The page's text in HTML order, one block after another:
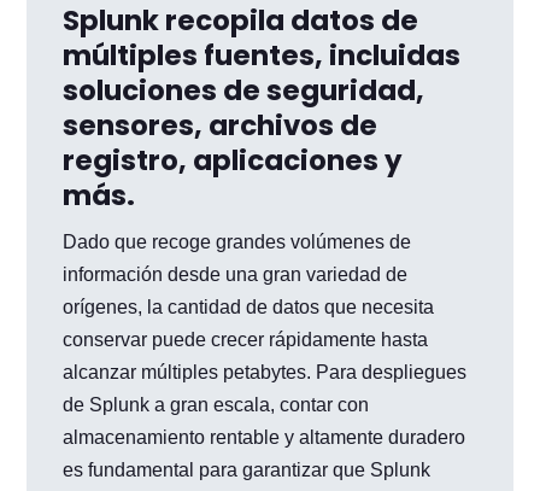
Splunk recopila datos de
múltiples fuentes, incluidas
soluciones de seguridad,
sensores, archivos de
registro, aplicaciones y
más.
Dado que recoge grandes volúmenes de
información desde una gran variedad de
orígenes, la cantidad de datos que necesita
conservar puede crecer rápidamente hasta
alcanzar múltiples petabytes. Para despliegues
de Splunk a gran escala, contar con
almacenamiento rentable y altamente duradero
es fundamental para garantizar que Splunk